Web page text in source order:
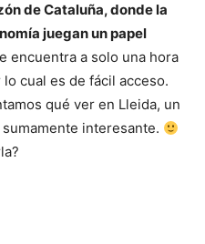
de Cataluña, donde la
juegan un papel
encuentra a solo una hora
cual es de fácil acceso.
qué ver en Lleida, un
interesante.